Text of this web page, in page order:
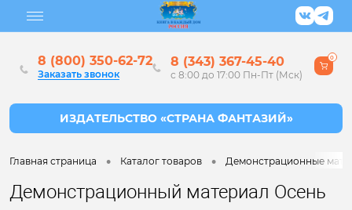
8 (800) 350-62-72
Заказать звонок
8 (343) 367-45-40
с 8:00 до 17:00 Пн-Пт (Мск)
0
Главная страница • Каталог товаров • Демонстрационные
Демонстрационный материал Осень